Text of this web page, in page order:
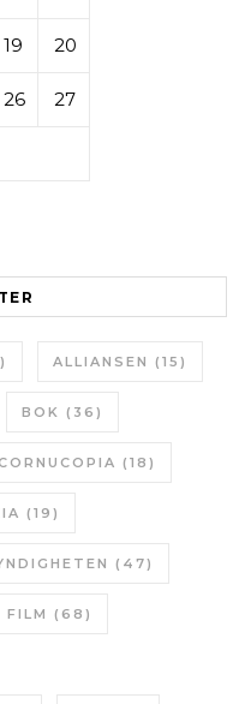
19 20
26 27
ALLIANSEN (15)
BOK (36)
CORNUCOPIA (18)
(19)
(47)
FILM (68)